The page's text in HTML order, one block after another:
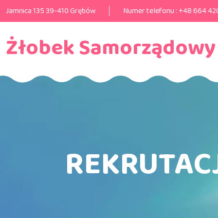
Jamnica 135 39-410 Grębów Numer telefonu :+48 664
Żłobek